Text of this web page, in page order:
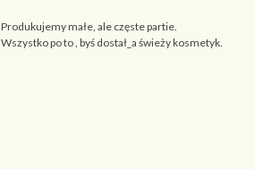
Produkujemy małe, ale częste partie.
Wszystko po to , byś dostał_a świeży kosmetyk.